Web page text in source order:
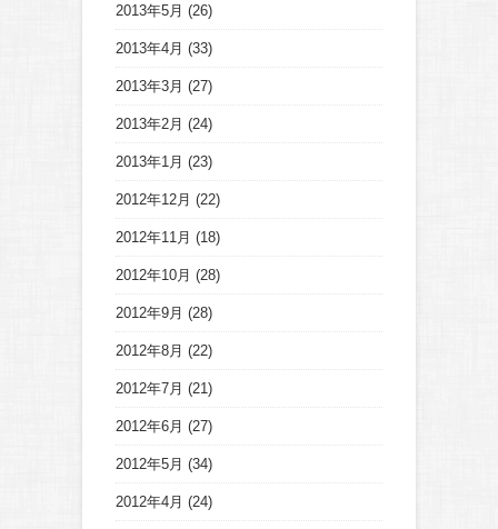
2013年5月 (26)
2013年4月 (33)
2013年3月 (27)
2013年2月 (24)
2013年1月 (23)
2012年12月 (22)
2012年11月 (18)
2012年10月 (28)
2012年9月 (28)
2012年8月 (22)
2012年7月 (21)
2012年6月 (27)
2012年5月 (34)
2012年4月 (24)